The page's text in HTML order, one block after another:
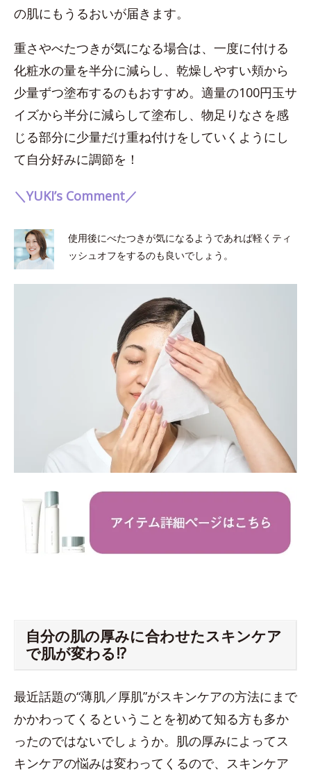
の肌にもうるおいが届きます。
重さやべたつきが気になる場合は、一度に付ける
化粧水の量を半分に減らし、乾燥しやすい頬から
少量ずつ塗布するのもおすすめ。適量の100円玉サ
イズから半分に減らして塗布し、物足りなさを感
じる部分に少量だけ重ね付けをしていくようにし
て自分好みに調節を！
＼YUKI’s Comment／
使用後にべたつきが気になるようであれば軽くティ
ッシュオフをするのも良いでしょう。
自分の肌の厚みに合わせたスキンケア
で肌が変わる!?
最近話題の“薄肌／厚肌”がスキンケアの方法にまで
かかわってくるということを初めて知る方も多か
ったのではないでしょうか。肌の厚みによってス
キンケアの悩みは変わってくるので、スキンケア